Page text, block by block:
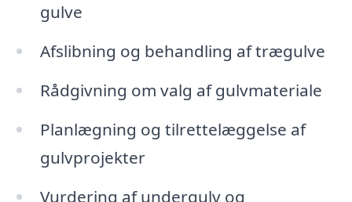
gulve
Afslibning og behandling af trægulve
Rådgivning om valg af gulvmateriale
Planlægning og tilrettelæggelse af
gulvprojekter
Vurdering af undergulv og